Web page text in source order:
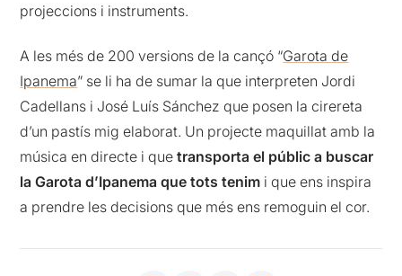
projeccions i instruments.
A les més de 200 versions de la cançó “Garota de
Ipanema” se li ha de sumar la que interpreten Jordi
Cadellans i José Luís Sánchez que posen la cirereta
d’un pastís mig elaborat. Un projecte maquillat amb la
música en directe i que transporta el públic a buscar
la Garota d’Ipanema que tots tenim i que ens inspira
a prendre les decisions que més ens remoguin el cor.